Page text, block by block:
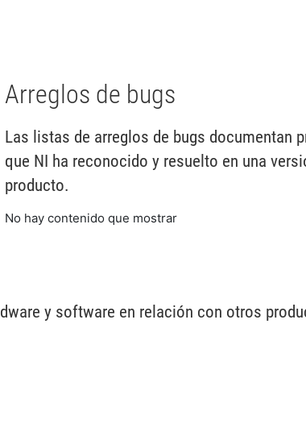
Arreglos de bugs
Las listas de arreglos de bugs documentan
que NI ha reconocido y resuelto en una
producto.
No hay contenido que mostrar
y software en relación con otros